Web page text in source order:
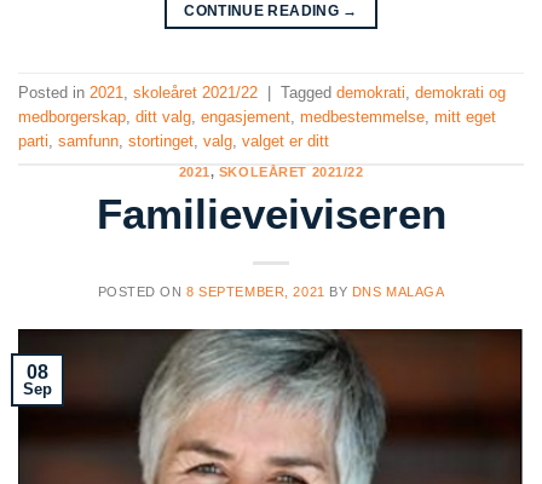
CONTINUE READING →
Posted in 2021, skoleåret 2021/22 Tagged demokrati, demokrati og
medborgerskap, ditt valg, engasjement, medbestemmelse, mitt eget
parti, samfunn, stortinget, valg, valget er ditt
2021, SKOLEÅRET 2021/22
Familieveiviseren
POSTED ON8 SEPTEMBER, 2021 BY DNS MALAGA
08
Sep